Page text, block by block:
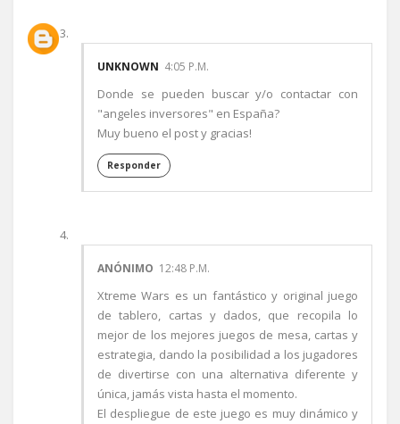
UNKNOWN 4:05 P.M.
Donde se pueden buscar y/o contactar con
"angeles inversores" en España?
Muy bueno el post y gracias!
Responder
ANÓNIMO 12:48 P.M.
Xtreme Wars es un fantástico y original juego
de tablero, cartas y dados, que recopila lo
mejor de los mejores juegos de mesa, cartas y
estrategia, dando la posibilidad a los jugadores
de divertirse con una alternativa diferente y
única, jamás vista hasta el momento.
El despliegue de este juego es muy dinámico y